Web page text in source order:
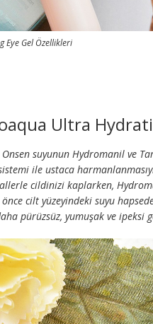
Eye Gel Özellikleri
Ultra
suyunun Hydromanil ve
ile ustaca
cildinizi kaplarken,
cilt yüzeyindeki suyu
pürüzsüz, yumuşak ve ipeksi